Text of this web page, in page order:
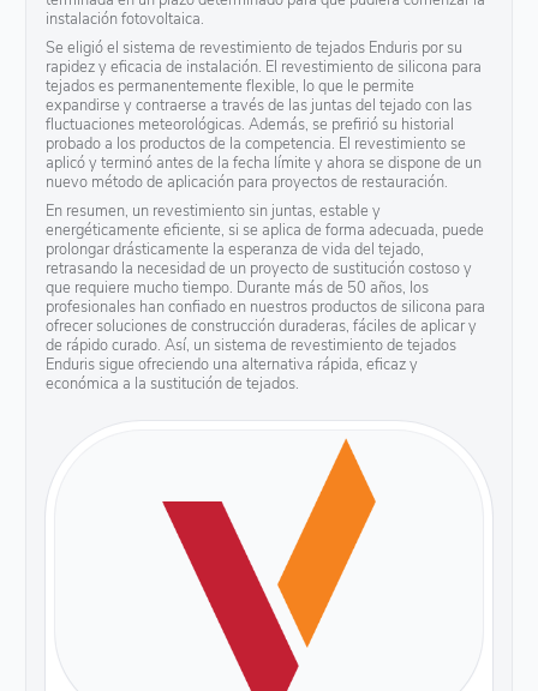
instalación fotovoltaica.
Se eligió el sistema de revestimiento de tejados Enduris por su
rapidez y eficacia de instalación. El revestimiento de silicona para
tejados es permanentemente flexible, lo que le permite
expandirse y contraerse a través de las juntas del tejado con las
fluctuaciones meteorológicas. Además, se prefirió su historial
probado a los productos de la competencia. El revestimiento se
aplicó y terminó antes de la fecha límite y ahora se dispone de un
nuevo método de aplicación para proyectos de restauración.
En resumen, un revestimiento sin juntas, estable y
energéticamente eficiente, si se aplica de forma adecuada, puede
prolongar drásticamente la esperanza de vida del tejado,
retrasando la necesidad de un proyecto de sustitución costoso y
que requiere mucho tiempo. Durante más de 50 años, los
profesionales han confiado en nuestros productos de silicona para
ofrecer soluciones de construcción duraderas, fáciles de aplicar y
de rápido curado. Así, un sistema de revestimiento de tejados
Enduris sigue ofreciendo una alternativa rápida, eficaz y
económica a la sustitución de tejados.